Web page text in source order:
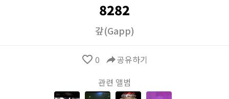
8282
갚(Gapp)
favorite_border 0 reply공유하기
관련 앨범